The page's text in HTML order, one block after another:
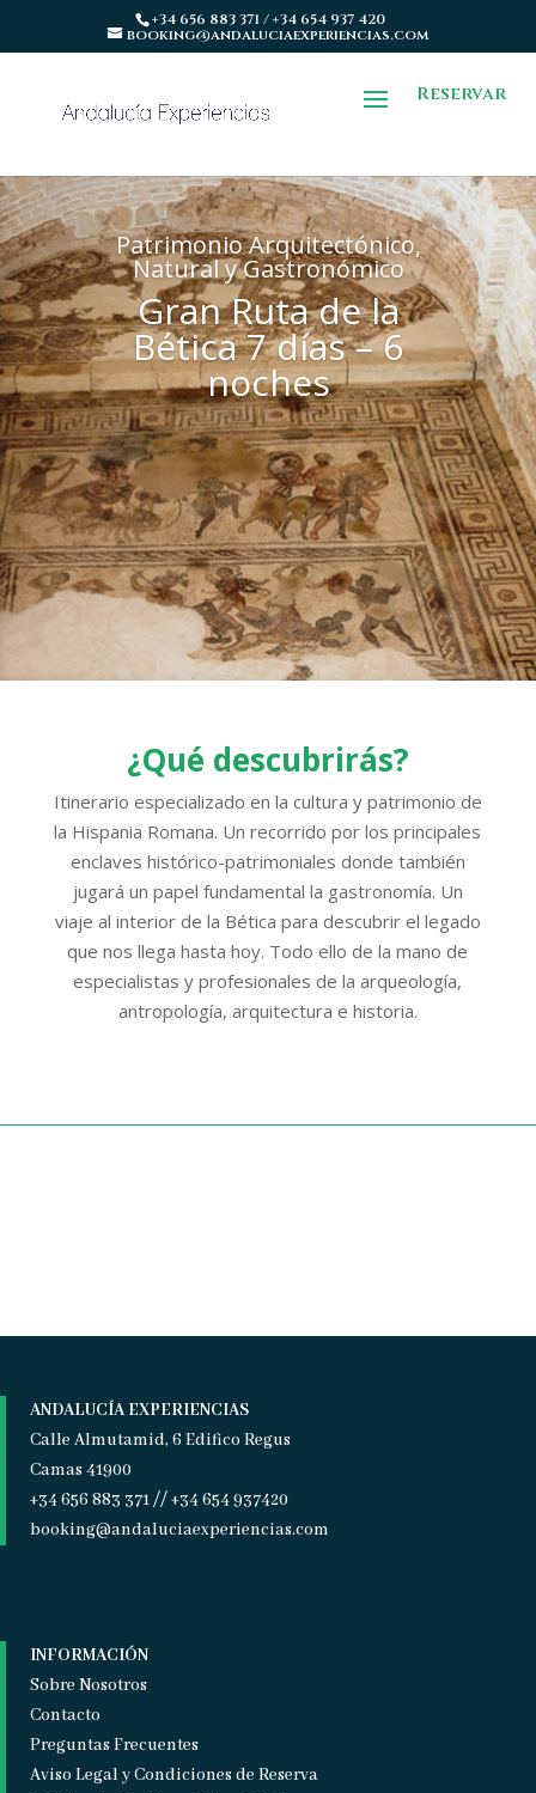
+34 656 883 371 / +34 654 937 420
booking@andaluciaexperiencias.com
Reservar
Patrimonio Arquitectónico,
Natural y Gastronómico
Gran Ruta de la
Bética 7 días – 6
noches
¿Qué descubrirás?
Itinerario especializado en la cultura y patrimonio de
la Hispania Romana. Un recorrido por los principales
enclaves histórico-patrimoniales donde también
jugará un papel fundamental la gastronomía. Un
viaje al interior de la Bética para descubrir el legado
que nos llega hasta hoy. Todo ello de la mano de
especialistas y profesionales de la arqueología,
antropología, arquitectura e historia.
ANDALUCÍA EXPERIENCIAS
Calle Almutamid, 6 Edifico Regus
Camas 41900
+34 656 883 371 // +34 654 937420
booking@andaluciaexperiencias.com
INFORMACIÓN
Sobre Nosotros
Contacto
Preguntas Frecuentes
Aviso Legal y Condiciones de Reserva